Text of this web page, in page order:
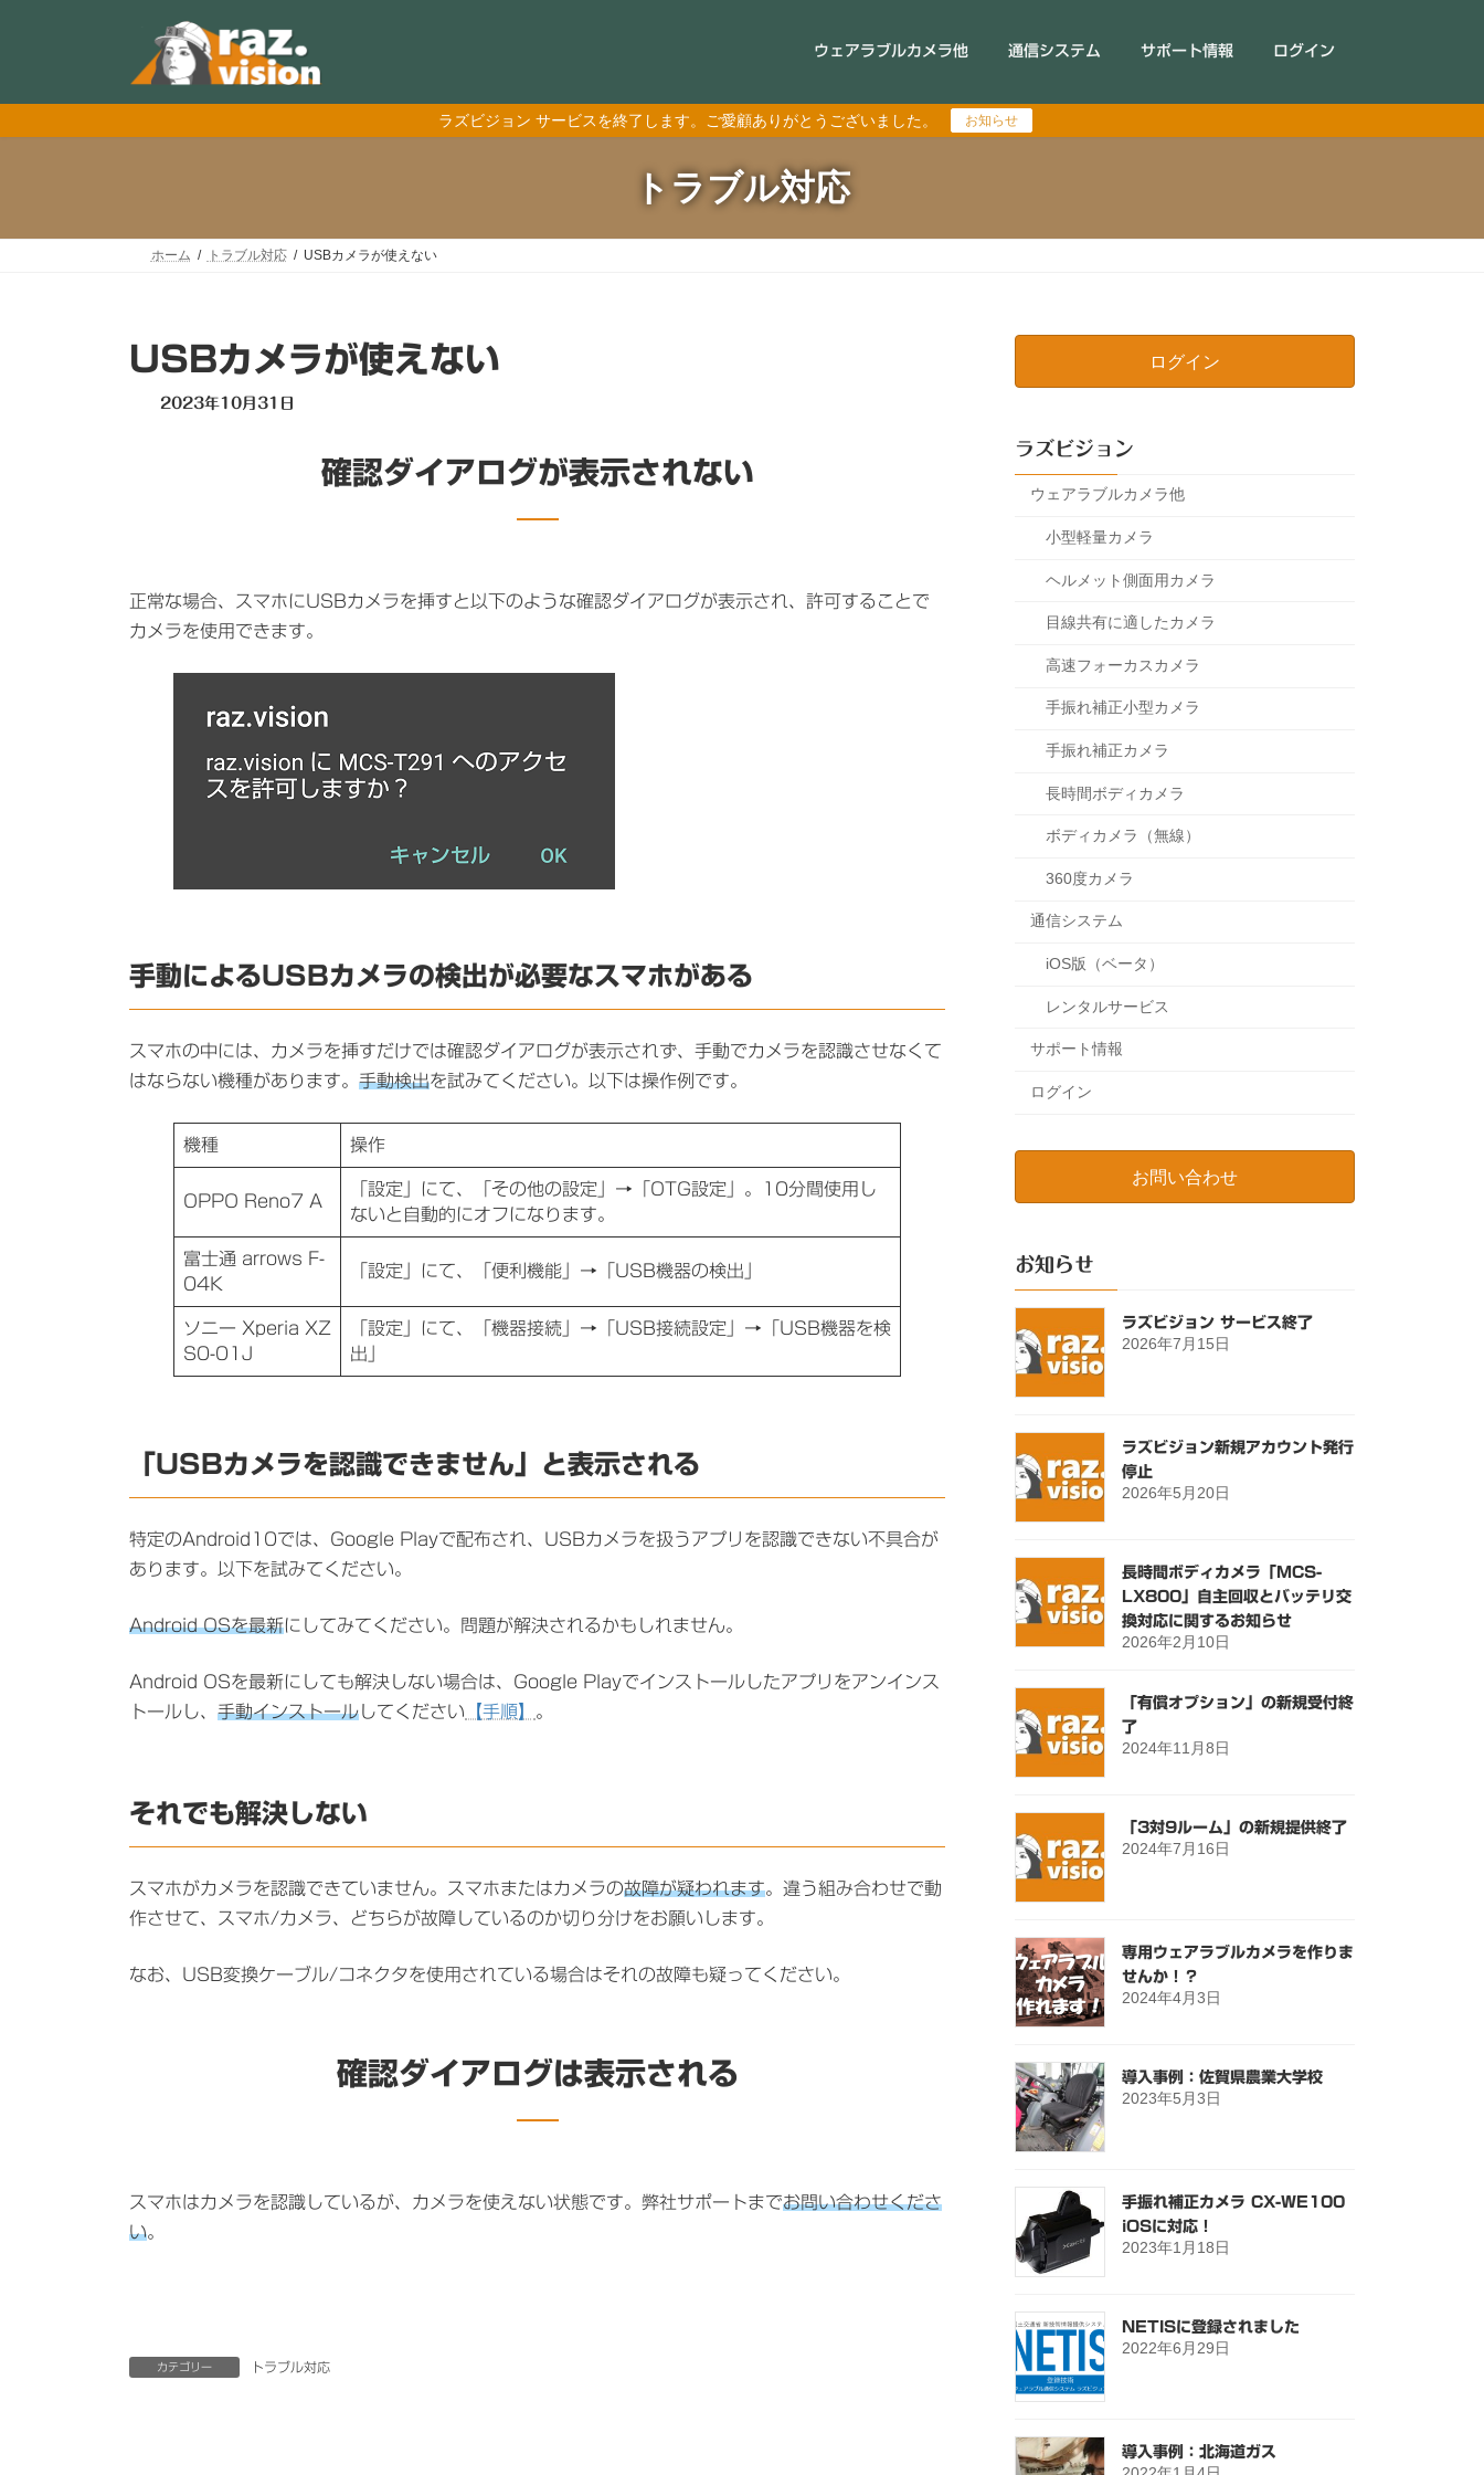
ツ
シ
ウェアラブルカメラ他 通信システム サポート情報 ログイン
ラズビジョン サービスを終了します。ご愛顧ありがとうございました。 お知らせ
トラブル対応
ホーム トラブル対応 USBカメラが使えない
USBカメラが使えない
最
2023年10月31日
確認ダイアログが表示されない
正常な場合、スマホにUSBカメラを挿すと以下のような確認ダイアログが表示され、許可することで
カメラを使用できます。
手動によるUSBカメラの検出が必要なスマホがある
スマホの中には、カメラを挿すだけでは確認ダイアログが表示されず、手動でカメラを認識させなくて
はならない機種があります。 手動検出を試みてください。以下は操作例です。
機種 操作
OPPO Reno7 A
「設定」にて、「その他の設定」→「OTG設定」。10分間使用し
ないと自動的にオフになります。
富士通 arrows F-
04K
「設定」にて、「便利機能」→「USB機器の検出」
ソニー Xperia XZ
S0-01J
「設定」にて、「機器接続」→「USB接続設定」→「USB機器を検
出」
「USBカメラを認識できません」と表示される
特定のAndroid10では、Google Playで配布され、USBカメラを扱うアプリを認識できない不具合が
あります。以下を試みてください。
Android OSを最新にしてみてください。問題が解決されるかもしれません。
Android OSを最新にしても解決しない場合は、Google Playでインストールしたアプリをアンインス
トールし、 手動インストールしてください 【手順】 。
それでも解決しない
スマホがカメラを認識できていません。スマホまたはカメラの故障が疑われます。違う組み合わせで動
作させて、スマホ/カメラ、どちらが故障しているのか切り分けをお願いします。
なお、USB変換ケーブル/コネクタを使用されている場合はそれの故障も疑ってください。
確認ダイアログは表示される
スマホはカメラを認識しているが、カメラを使えない状態です。弊社サポートまでお問い合わせくださ
い。
カテゴリー トラブル対応
ログイン
ラズビジョン
ウェアラブルカメラ他
小型軽量カメラ
ヘルメット側面用カメラ
目線共有に適したカメラ
高速フォーカスカメラ
手振れ補正小型カメラ
手振れ補正カメラ
長時間ボディカメラ
ボディカメラ（無線）
360度カメラ
通信システム
iOS版（ベータ）
レンタルサービス
サポート情報
ログイン
お問い合わせ
お知らせ
ラズビジョン サービス終了
2026年7月15日
ラズビジョン新規アカウント発行
停止
2026年5月20日
長時間ボディカメラ「MCS-
LX800」自主回収とバッテリ交
換対応に関するお知らせ
2026年2月10日
「有償オプション」の新規受付終
了
2024年11月8日
「3対9ルーム」の新規提供終了
2024年7月16日
専用ウェアラブルカメラを作りま
せんか！？
2024年4月3日
導入事例：佐賀県農業大学校
2023年5月3日
手振れ補正カメラ CX-WE100
iOSに対応！
2023年1月18日
NETISに登録されました
2022年6月29日
導入事例：北海道ガス